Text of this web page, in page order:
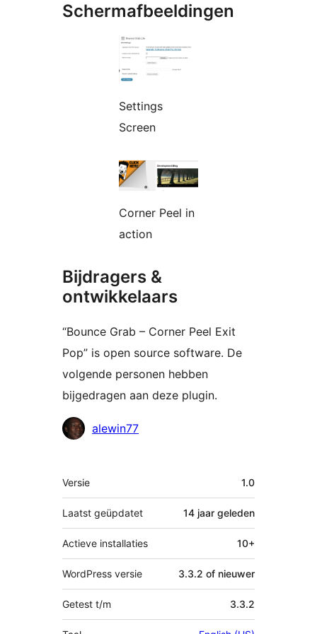
Schermafbeeldingen
Settings
Screen
Corner Peel in
action
Bijdragers &
ontwikkelaars
“Bounce Grab – Corner Peel Exit
Pop” is open source software. De
volgende personen hebben
bijgedragen aan deze plugin.
Bijdragersalewin77
Meta
Versie 1.0
Laatst geüpdatet 14 jaar geleden
Actieve installaties 10+
WordPress versie 3.3.2 of nieuwer
Getest t/m 3.3.2